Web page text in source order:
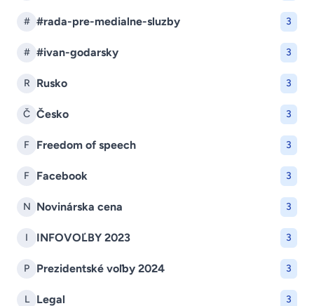
# #rada-pre-medialne-sluzby 3
# #ivan-godarsky 3
R Rusko 3
Č Česko 3
F Freedom of speech 3
F Facebook 3
N Novinárska cena 3
I INFOVOĽBY 2023 3
P Prezidentské voľby 2024 3
L Legal 3